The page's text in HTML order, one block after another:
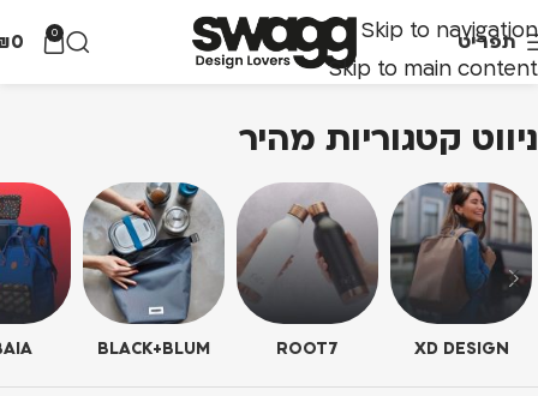
Skip to navigation
Skip to main content
תפריט 0
0
ניווט קטגוריות מהיר
XD DESIGN
ROOT7
BLACK+BLUM